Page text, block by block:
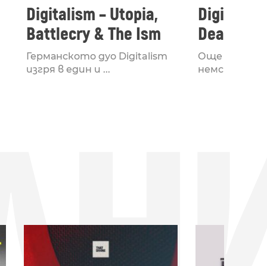
Digitalism – Utopia,
Battlecry & The Ism
Германското дуо Digitalism
изгря в един и ...
Dead
Още едно
немското